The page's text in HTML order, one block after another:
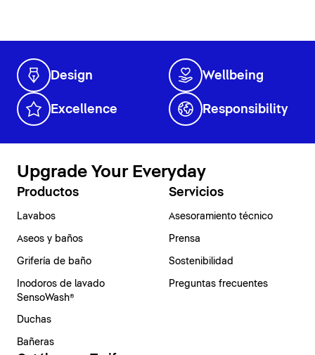
Design Wellbeing
Excellence Responsibility
Upgrade Your Everyday
Productos
Lavabos
Aseos y baños
Grifería de baño
Inodoros de lavado
SensoWash®
Duchas
Bañeras
Servicios
Asesoramiento técnico
Prensa
Sostenibilidad
Preguntas frecuentes